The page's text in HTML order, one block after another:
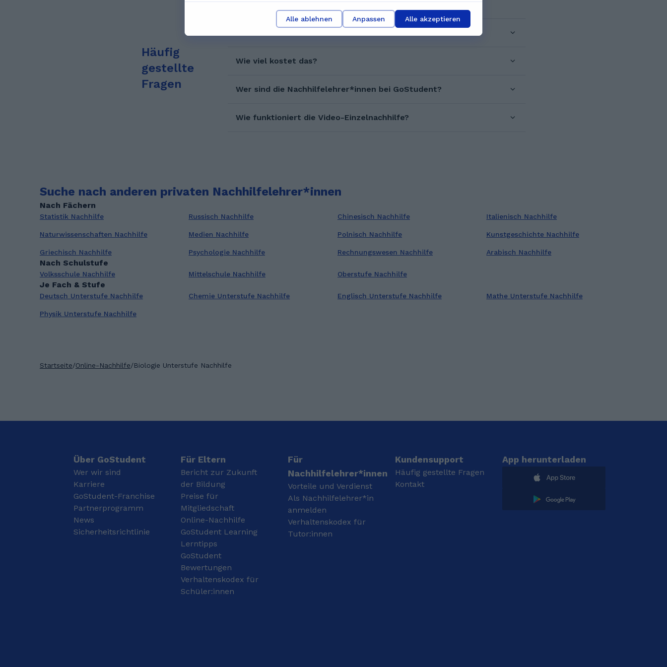
Häufig
gestellte
Fragen
Wie viel kostet das?
Wer sind die Nachhilfelehrer*innen bei GoStudent?
Wie funktioniert die Video-Einzelnachhilfe?
Suche nach anderen privaten Nachhilfelehrer*innen
Nach Fächern
Statistik Nachhilfe Russisch Nachhilfe Chinesisch Nachhilfe Italienisch Nachhilfe
Naturwissenschaften Nachhilfe Medien Nachhilfe Polnisch Nachhilfe Kunstgeschichte Nachhilfe
Griechisch Nachhilfe Psychologie Nachhilfe Rechnungswesen Nachhilfe Arabisch Nachhilfe
Nach Schulstufe
Volksschule Nachhilfe Mittelschule Nachhilfe Oberstufe Nachhilfe
Je Fach & Stufe
Deutsch Unterstufe Nachhilfe Chemie Unterstufe Nachhilfe Englisch Unterstufe Nachhilfe Mathe Unterstufe Nachhilfe
Physik Unterstufe Nachhilfe
Startseite/Online-Nachhilfe/Biologie Unterstufe Nachhilfe
Über GoStudent
Wer wir sind
Karriere
GoStudent-Franchise
Partnerprogramm
News
Sicherheitsrichtlinie
Für Eltern
Bericht zur Zukunft
der Bildung
Preise für
Mitgliedschaft
Online-Nachhilfe
GoStudent Learning
Lerntipps
GoStudent
Bewertungen
Verhaltenskodex für
Schüler:innen
Für
Nachhilfelehrer*innen
Vorteile und Verdienst
Als Nachhilfelehrer*in
anmelden
Verhaltenskodex für
Tutor:innen
Kundensupport
Häufig gestellte Fragen
Kontakt
App herunterladen
Alle ablehnen Anpassen Alle akzeptieren